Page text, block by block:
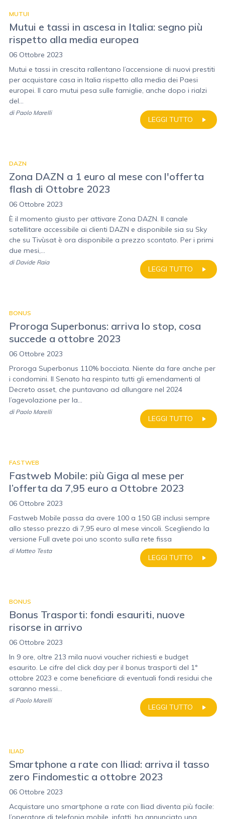
MUTUI
Mutui e tassi in ascesa in Italia: segno più
rispetto alla media europea
06 Ottobre 2023
Mutui e tassi in crescita rallentano l’accensione di nuovi prestiti
per acquistare casa in Italia rispetto alla media dei Paesi
europei. Il caro mutui pesa sulle famiglie, anche dopo i rialzi
del...
LEGGI TUTTO
di Paolo Marelli
DAZN
Zona DAZN a 1 euro al mese con l'offerta
flash di Ottobre 2023
06 Ottobre 2023
È il momento giusto per attivare Zona DAZN. Il canale
satellitare accessibile ai clienti DAZN e disponibile sia su Sky
che su Tivùsat è ora disponibile a prezzo scontato. Per i primi
due mesi,...
LEGGI TUTTO
di Davide Raia
BONUS
Proroga Superbonus: arriva lo stop, cosa
succede a ottobre 2023
06 Ottobre 2023
Proroga Superbonus 110% bocciata. Niente da fare anche per
i condomini. Il Senato ha respinto tutti gli emendamenti al
Decreto asset, che puntavano ad allungare nel 2024
l’agevolazione per la...
LEGGI TUTTO
di Paolo Marelli
FASTWEB
Fastweb Mobile: più Giga al mese per
l’offerta da 7,95 euro a Ottobre 2023
06 Ottobre 2023
Fastweb Mobile passa da avere 100 a 150 GB inclusi sempre
allo stesso prezzo di 7,95 euro al mese vincoli. Scegliendo la
versione Full avete poi uno sconto sulla rete fissa
LEGGI TUTTO
di Matteo Testa
BONUS
Bonus Trasporti: fondi esauriti, nuove
risorse in arrivo
06 Ottobre 2023
In 9 ore, oltre 213 mila nuovi voucher richiesti e budget
esaurito. Le cifre del click day per il bonus trasporti del 1°
ottobre 2023 e come beneficiare di eventuali fondi residui che
saranno messi...
LEGGI TUTTO
di Paolo Marelli
ILIAD
Smartphone a rate con Iliad: arriva il tasso
zero Findomestic a ottobre 2023
06 Ottobre 2023
Acquistare uno smartphone a rate con Iliad diventa più facile:
l’operatore di telefonia mobile, infatti, ha annunciato una